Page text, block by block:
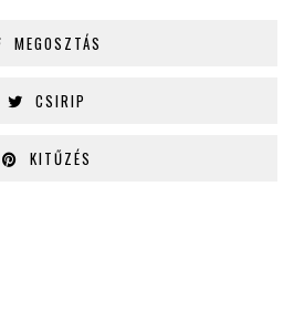
MEGOSZTÁS
CSIRIP
KITŰZÉS